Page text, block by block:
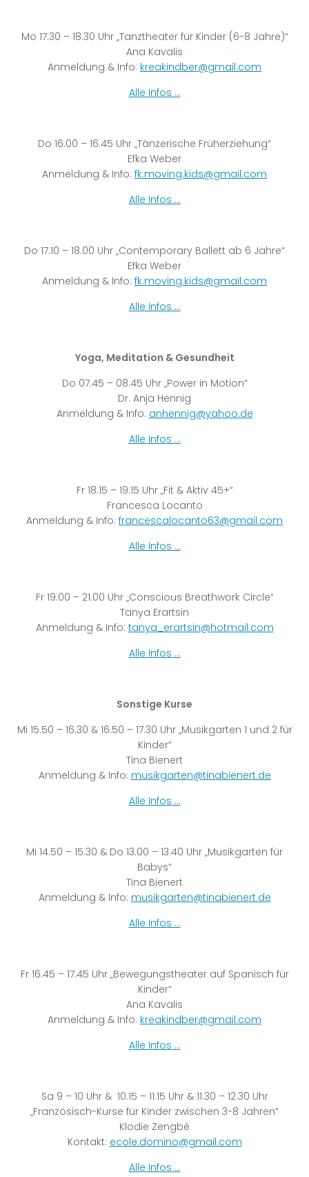
Mo 17.30 – 18.30 Uhr „Tanztheater für Kinder (6-8 Jahre)“
Ana Kavalis
Anmeldung & Info: kreakindber@gmail.com
Alle Infos …
Do 16.00 – 16.45 Uhr „Tänzerische Früherziehung“
Efka Weber
Anmeldung & Info: fk.moving.kids@gmail.com
Alle Infos …
Do 17.10 – 18.00 Uhr „Contemporary Ballett ab 6 Jahre“
Efka Weber
Anmeldung & Info: fk.moving.kids@gmail.com
Alle Infos …
Yoga, Meditation & Gesundheit
Do 07.45 – 08.45 Uhr „Power in Motion“
Dr. Anja Hennig
Anmeldung & Info: anhennig@yahoo.de
Alle Infos …
Fr 18.15 – 19.15 Uhr „Fit & Aktiv 45+“
Francesca Locanto
Anmeldung & Info: francescalocanto63@gmail.com
Alle Infos …
Fr 19.00 – 21.00 Uhr „Conscious Breathwork Circle“
Tanya Erartsin
Anmeldung & Info: tanya_erartsin@hotmail.com
Alle Infos …
Sonstige Kurse
Mi 15.50 – 16.30 & 16.50 – 17.30 Uhr „Musikgarten 1 und 2 für
Kinder“
Tina Bienert
Anmeldung & Info: musikgarten@tinabienert.de
Alle Infos …
Mi 14.50 – 15.30 & Do 13.00 – 13.40 Uhr „Musikgarten für
Babys“
Tina Bienert
Anmeldung & Info: musikgarten@tinabienert.de
Alle Infos …
Fr 16.45 – 17.45 Uhr „Bewegungstheater auf Spanisch für
Kinder“
Ana Kavalis
Anmeldung & Info: kreakindber@gmail.com
Alle Infos …
Sa 9 – 10 Uhr & 10.15 – 11.15 Uhr & 11.30 – 12.30 Uhr
„Französisch-Kurse für Kinder zwischen 3-8 Jahren“
Klodie Zengbé
Kontakt: ecole.domino@gmail.com
Alle Infos …